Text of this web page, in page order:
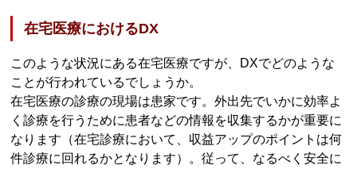
在宅医療におけるDX
このような状況にある在宅医療ですが、DXでどのような
ことが行われているでしょうか。
在宅医療の診療の現場は患家です。外出先でいかに効率よ
く診療を行うために患者などの情報を収集するかが重要に
なります（在宅診療において、収益アップのポイントは何
件診療に回れるかとなります）。従って、なるべく安全に